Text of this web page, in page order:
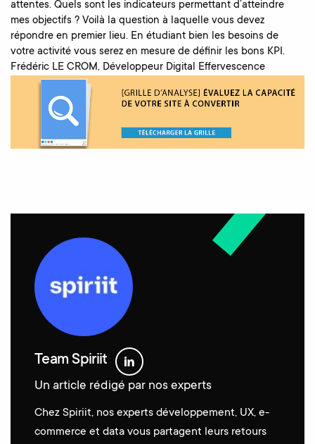
attentes. Quels sont les indicateurs permettant d’atteindre
mes objectifs ? Voilà la question à laquelle vous devez
répondre en premier lieu. En étudiant bien les besoins de
votre activité vous serez en mesure de définir les bons KPI.
Frédéric LE CROM, Développeur Digital Effervescence
Team Spiriit
Un article rédigé par nos experts
Chez Spiriit, nos experts développement, UX, e-
commerce et data vous partagent leurs retours